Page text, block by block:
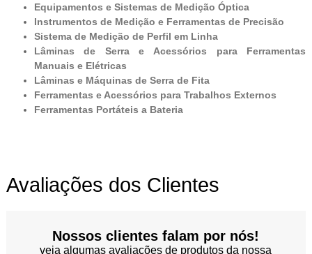
Equipamentos e Sistemas de Medição Óptica
Instrumentos de Medição e Ferramentas de Precisão
Sistema de Medição de Perfil em Linha
Lâminas de Serra e Acessórios para Ferramentas
Manuais e Elétricas
Lâminas e Máquinas de Serra de Fita
Ferramentas e Acessórios para Trabalhos Externos
Ferramentas Portáteis a Bateria
Avaliações dos Clientes
Nossos clientes falam por nós!
veja algumas avaliações de produtos da nossa